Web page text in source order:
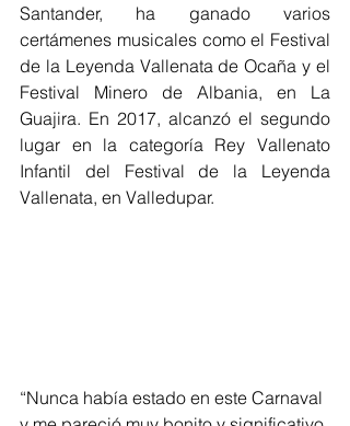
Santander, ha ganado varios
certámenes musicales como el Festival
de la Leyenda Vallenata de Ocaña y el
Festival Minero de Albania, en La
Guajira. En 2017, alcanzó el segundo
lugar en la categoría Rey Vallenato
Infantil del Festival de la Leyenda
Vallenata, en Valledupar.
“Nunca había estado en este Carnaval